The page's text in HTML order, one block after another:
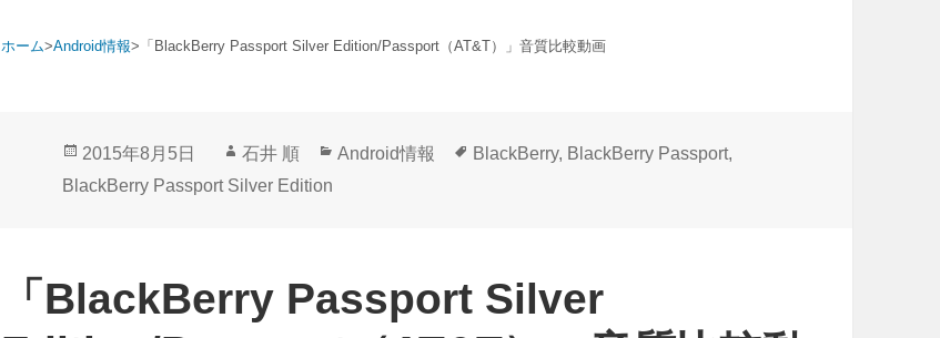
ホーム>Android情報> 「BlackBerry Passport Silver Edition/Passport（AT&T）」音質比較動画
投
稿
2015年8月5日
作
成
石井 順
カ
Android情報
タ
BlackBerry, BlackBerry Passport,
BlackBerry Passport Silver Edition
「BlackBerry Passport Silver